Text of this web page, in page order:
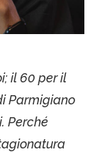
il 60 per il
Parmigiano
Perché